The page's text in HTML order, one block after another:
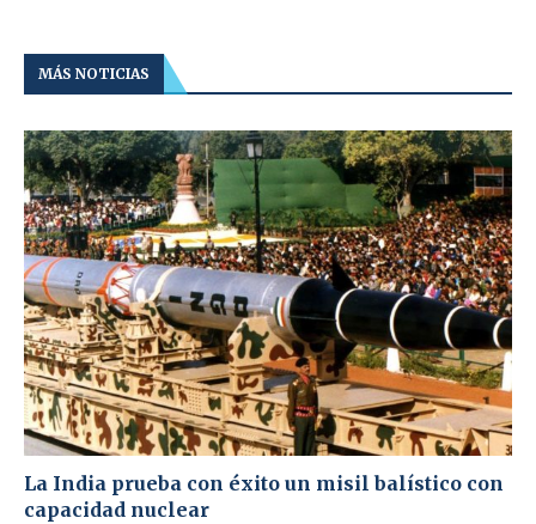
MÁS NOTICIAS
La India prueba con éxito un misil balístico con
capacidad nuclear